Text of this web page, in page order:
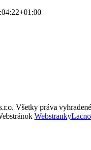
Všetky práva